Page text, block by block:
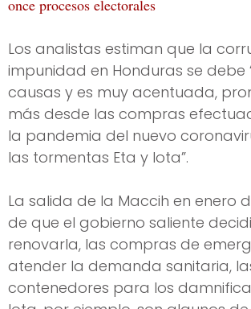
once procesos electorales
Los analistas estiman que la
impunidad en Honduras se debe
causas y es muy acentuada,
más desde las compras
la pandemia del nuevo
las tormentas Eta y Iota”.
La salida de la Maccih en enero
de que el gobierno saliente
renovarla, las compras de
atender la demanda sanitaria,
contenedores para los